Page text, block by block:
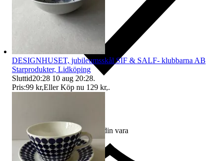
Ersättning om du inte får din vara
DESIGNHUSET, jubileumsskål SIF & SALF- klubbarna AB
Starprodukter, Lidköping
Sluttid20:28 10 aug 20:28.
Pris:99 kr,Eller Köp nu 129 kr,.